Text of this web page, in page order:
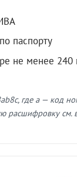
паспорту
не менее
где a — код
расшифровку см. в